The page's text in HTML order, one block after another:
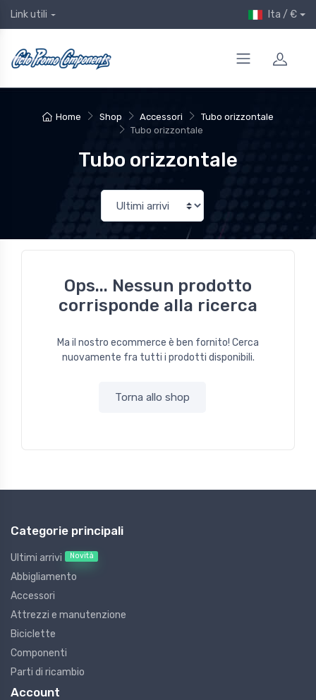
Link utili Ita / €
Home Shop Accessori
Tubo orizzontale
Tubo orizzontale
Tubo orizzontale
Ops... Nessun prodotto
corrisponde alla ricerca
Ma il nostro ecommerce è ben fornito! Cerca
nuovamente fra tutti i prodotti disponibili.
Torna allo shop
Categorie principali
Ultimi arrivi Novità
Abbigliamento
Accessori
Attrezzi e manutenzione
Biciclette
Componenti
Parti di ricambio
Account